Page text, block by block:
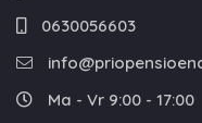
0630056603
Ma - Vr 9:00 - 17:00